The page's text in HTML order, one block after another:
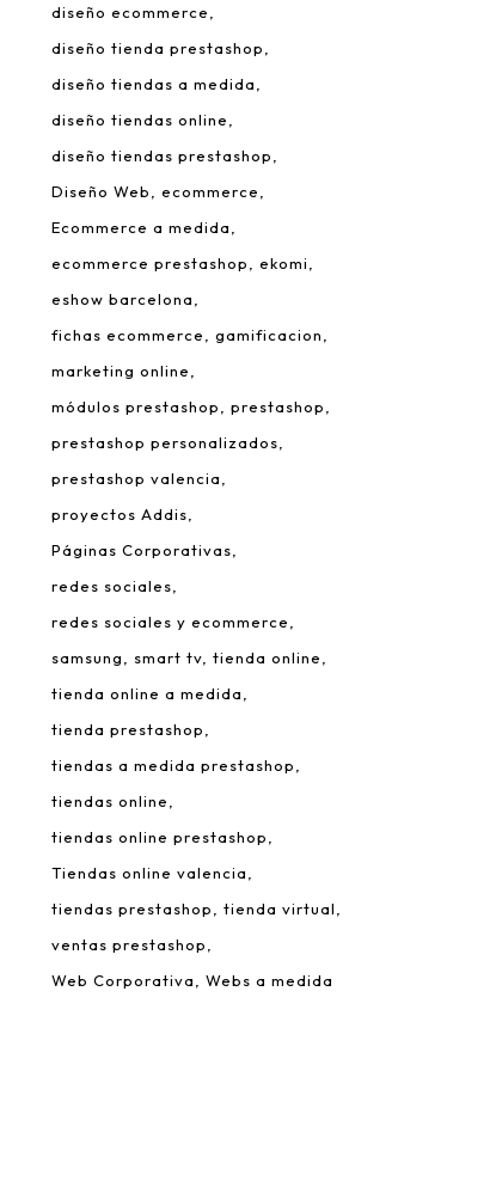
diseño ecommerce
diseño tienda prestashop
diseño tiendas a medida
diseño tiendas online
diseño tiendas prestashop
Diseño Web
ecommerce
Ecommerce a medida
ecommerce prestashop
ekomi
eshow barcelona
fichas ecommerce
gamificacion
marketing online
módulos prestashop
prestashop
prestashop personalizados
prestashop valencia
proyectos Addis
Páginas Corporativas
redes sociales
redes sociales y ecommerce
samsung
smart tv tienda online
tienda online a medida
tienda prestashop
tiendas a medida prestashop
tiendas online
tiendas online prestashop
Tiendas online valencia
tiendas prestashop
tienda virtual
ventas prestashop
Web Corporativa
Webs a medida